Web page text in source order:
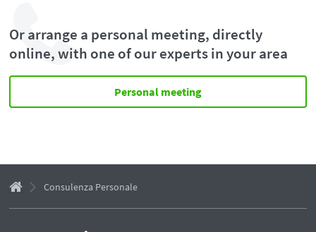
Or arrange a personal meeting, directly
online, with one of our experts in your area
Personal meeting
Consulenza Personale